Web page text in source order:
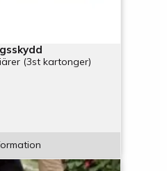
(3st kartonger)